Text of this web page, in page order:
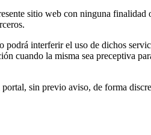
sitio web con ninguna finalidad
podrá interferir el uso de dichos
cuando la misma sea preceptiva
sin previo aviso, de forma